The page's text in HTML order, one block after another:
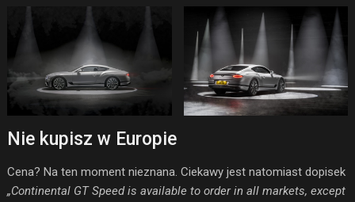
Nie kupisz w Europie
Cena? Na ten moment nieznana. Ciekawy jest natomiast dopisek
„Continental GT Speed is available to order in all markets, except